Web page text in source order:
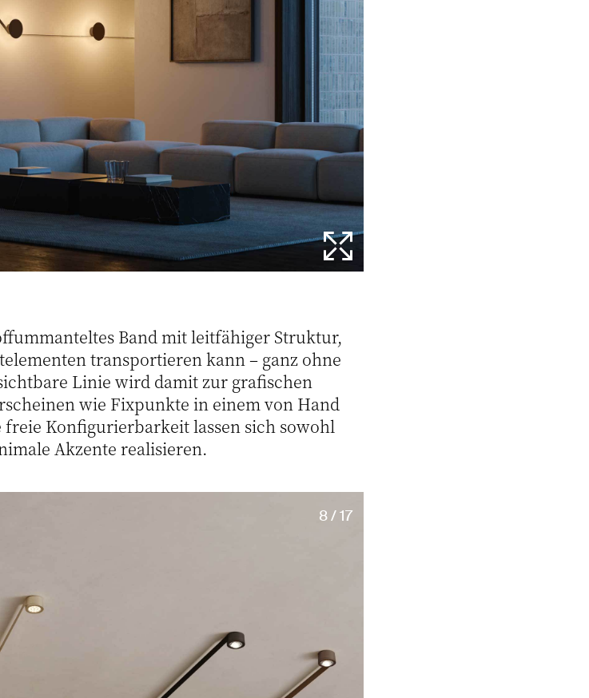
Band mit leitfähiger Struktur,
transportieren kann – ganz ohne
Linie wird damit zur grafischen
wie Fixpunkte in einem von Hand
Konfigurierbarkeit lassen sich sowohl
Akzente realisieren.
8 / 17